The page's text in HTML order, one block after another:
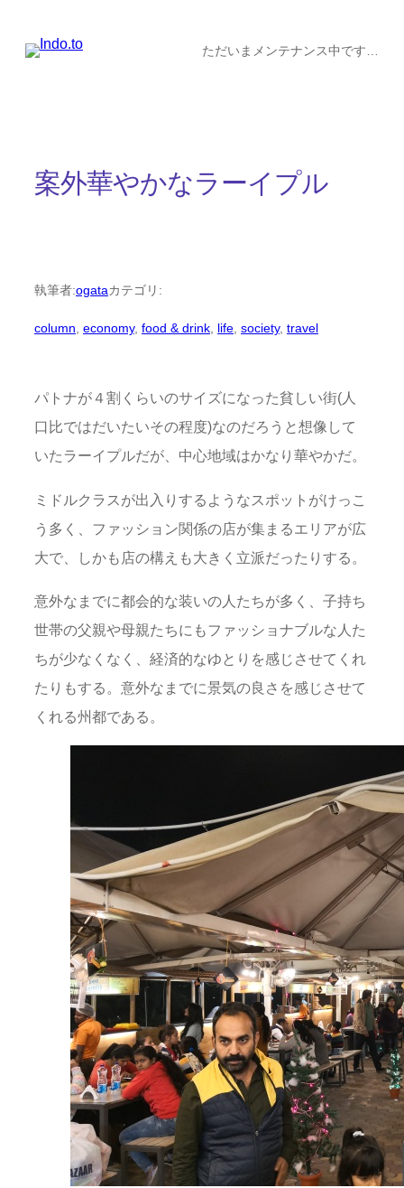
ただいまメンテナンス中です…
案外華やかなラーイプル
執筆者:ogataカテゴリ:
column economy, food & drink life society, travel
パトナが４割くらいのサイズになった貧しい街(人
口比ではだいたいその程度)なのだろうと想像して
いたラーイプルだが、中心地域はかなり華やかだ。
ミドルクラスが出入りするようなスポットがけっこ
う多く、ファッション関係の店が集まるエリアが広
大で、しかも店の構えも大きく立派だったりする。
意外なまでに都会的な装いの人たちが多く、子持ち
世帯の父親や母親たちにもファッショナブルな人た
ちが少なくなく、経済的なゆとりを感じさせてくれ
たりもする。意外なまでに景気の良さを感じさせて
くれる州都である。